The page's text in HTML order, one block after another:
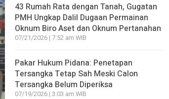
43 Rumah Rata dengan Tanah, Gugatan
PMH Ungkap Dalil Dugaan Permainan
Oknum Biro Aset dan Oknum Pertanahan
07/21/2026 | 7:52 am WIB
Pakar Hukum Pidana: Penetapan
Tersangka Tetap Sah Meski Calon
Tersangka Belum Diperiksa
07/19/2026 | 3:03 am WIB